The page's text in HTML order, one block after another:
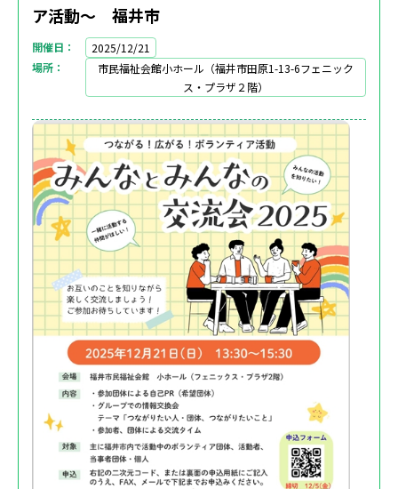
ア活動～ 福井市
開催日
2025/12/21
場所
市民福祉会館小ホール（福井市田原1-13-6フェニック
ス・プラザ２階）